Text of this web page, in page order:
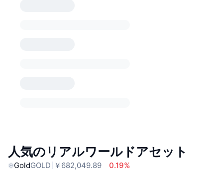
人気のリアルワールドアセット
GoldGOLD ￥682,049.89
0.19%